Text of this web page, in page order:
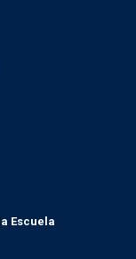
Escuela